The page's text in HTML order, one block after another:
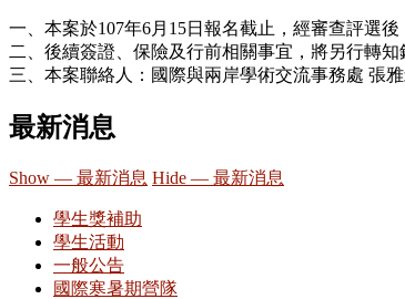
一、本案於107年6月15日報名截止，經審查評選後
二、後續簽證、保險及行前相關事宜，將另行轉知
三、本案聯絡人：國際與兩岸學術交流事務處 張雅
最新消息
Show — 最新消息 Hide — 最新消息
學生獎補助
學生活動
一般公告
國際寒暑期營隊